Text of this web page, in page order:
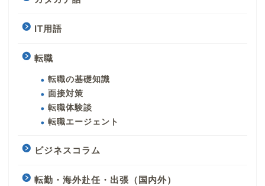
IT用語
転職
転職の基礎知識
面接対策
転職体験談
転職エージェント
ビジネスコラム
転勤・海外赴任・出張（国内外）